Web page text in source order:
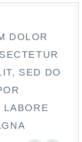
DOLOR
SED DO
LABORE